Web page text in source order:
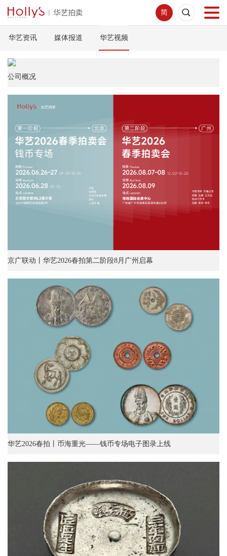
简
首页
网络拍卖
服务指南
新闻中心
华艺资讯 媒体报道 华艺视频
公司概况
京广联动丨华艺2026春拍第二阶段8月广州启幕
华艺2026春拍丨币海重光——钱币专场电子图录上线